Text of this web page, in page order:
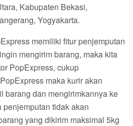
Kabupaten Bekasi,
Yogyakarta.
memiliki fitur penjemputan
mengirim barang, maka kita
PopExpress, cukup
maka kurir akan
barang dan mengirimkannya ke
tidak akan
yang dikirim maksimal 5kg